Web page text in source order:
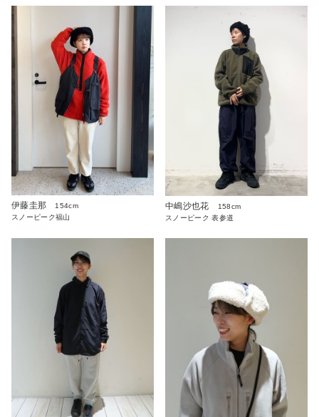
伊藤圭那
154cm
スノーピーク福山
中嶋沙也花
158cm
スノーピーク 表参道